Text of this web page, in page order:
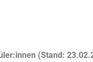
(Stand: